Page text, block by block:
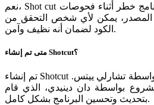
نعم، Shot cut آمن للاستخدام. لا يظهر كبرنامج خطر أثناء فحوصات
المصدر، يمكن لأي شخص التحقق من
الكود لضمان أنه نظيف وآمن.
متى تم إنشاء Shotcut؟
تم إنشاء Shotcut لأول مرة في نوفمبر 2004 بواسطة تشارلي ييتس.
تولي المشروع بواسطة دان دينيدي، الذي قام
بتحديث وتحسين البرنامج بشكل كامل.